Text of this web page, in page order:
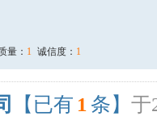
量： 1 诚信度： 1
【已有 1 条】 于